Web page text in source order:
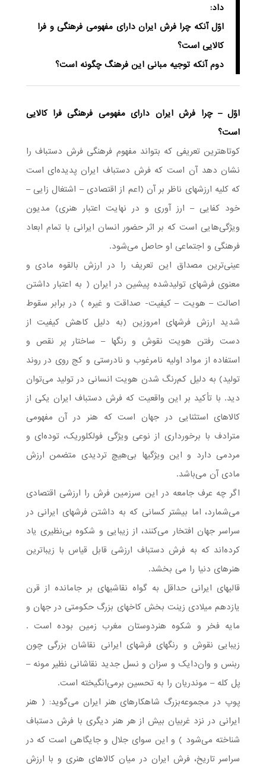
داد:
اوّل آنکه چرا فرش ایران دارای مفهومی فرهنگی و فرا
کالایی است؟
دوم آنکه توجیه مبانی این فرهنگ چگونه است؟
اوّل – چرا فرش ایران دارای مفهومی فرهنگی فرا کالایی
است؟
کوتاهترین تعریفی که بتواند مفهوم فرهنگی فرش دستباف را
نشان دهد آن است که فرش دستباف ایران پدیده‌ای است
که کلیه ارزشهای ناظر بر آن (اعم از اقتصادی – اشتغال زایی –
خود کفایی – ارز آوری و در نهایت اعتبار هنری) مدیون
ویژگی‌هایی است که بر اثر حضور انسان ایرانی با تمام ابعاد
فرهنگی و اجتماعی او حاصل می‌شود.
عینی‌ترین مصداق این تعریف را در ارزش بالقوه مادی و
معنوی فرشهای تولید‌شده پیشین در ایران ( به اعتبار داشتن
اصالت – هویت – کیفیت- صداقت و غیره ) در برابر سقوط
شدید ارزش فرشهای امروزین (به دلیل کاهش کیفیت از
دست رفتن هویت نقوش و رنگها – ساختار پر نقص و
استفاده از مواد اولیه نامرغوب و نادرستی و کج روی در روند
تولید) به دلیل کم‌رنگ شدن هویت انسانی در تولید می‌توان
دید. با تأکید بر این واقعیت که فرش دستباف ایران یکی از
کالاهای استثنایی در جهان است که هنر در آن مفهومی
مترادف با برخورداری از نوعی ویژگی فولکلوریک، توده‌ای و
مردمی دارد و این ویژگیها بی‌هیچ تردیدی متضمن ارزش
مادی آن می‌باشد.
اگر چه عرف جامعه در این سرزمین فرش را ارزشی اقتصادی
می‌شمارد، اما بیشتر کسانی که به داشتن فرشهای ایرانی در
سراسر جهان افتخار می‌کنند، از زیبایی و شکوه بی‌نظیری یاد
کرده‌اند که به فرش دستباف ارزشی قابل قیاس با زیباترین
هنرهای دنیا را می بخشد.
قالیهای ایرانی حداقل به گواه نقاشیهای بر جامانده از قرن
یازدهم میلادی زینت بخش کاخهای بزرگ حکومتی در جهان و
مایه فخر و شکوه هنردوستان مغرب زمین بوده است .
زیبایی نقوش و رنگهای فرشهای ایرانی نقاشان بزرگی چون
ربنس و وان‌دایک و سزان و نسل جدید نقاشانی نظیر مونه –
پل کله – موندریان را به تحسین بر‌می‌انگیخته است.
پوپ در مجموعه‌بزرگ شاهکارهای هنر ایران می‌گوید: ( هنر
ایرانی در نزد غربیان بیش از هر هنر دیگری با فرش دستباف
شناخته می‌شود ) و این سوای جلال و جایگاهی است که در
سراسر تاریخ، فرش ایران در میان کالاهای هنری و با ارزش